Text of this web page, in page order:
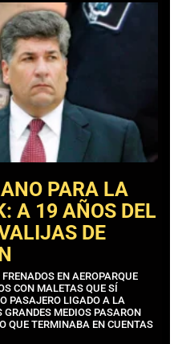
PARA LA
A 19 AÑOS DEL
DE
EN AEROPARQUE
CON MALETAS QUE SÍ
PASAJERO LIGADO A LA
MEDIOS PASARON
QUE TERMINABA EN CUENTAS